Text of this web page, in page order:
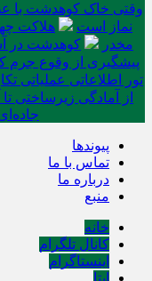
وقتی خاک کوهدشت با
نماز است
مخدر
کوهدشت در
پیشگیری از وقوع جرم
تور اطلاعاتی عملیاتی
از آمادگی زیرساختی
پیوندها
تماس با ما
درباره ما
منبع
خانه
کانال تلگرام
اینستاگرام
ایتا